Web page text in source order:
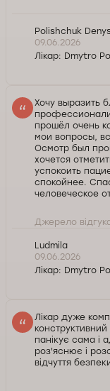
Polishchuk
09.06.2026
Лікар: Dmytro
Хочу выразить
прошёл очень
мои вопросы,
Осмотр был
хочется
успокоить
спокойнее.
человеческое
Джерело
Ludmila
09.06.2026
Лікар: Dmytro
Лікар дуже
панікує сама і
роз'яснює і
відчуття